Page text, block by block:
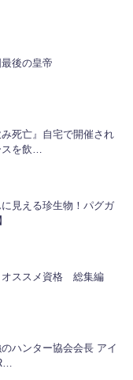
後の皇帝
み死亡』自宅で開催され
スを飲…
に見える珍生物！パグガ
オススメ資格 総集編
ハンター協会会長 アイ